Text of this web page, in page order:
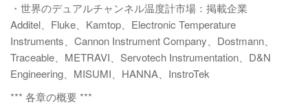
・世界のデュアルチャンネル温度計市場：掲載企業
Additel、Fluke、Kamtop、Electronic Temperature
Instruments、Cannon Instrument Company、Dostmann、
Traceable、METRAVI、Servotech Instrumentation、D&N
Engineering、MISUMI、HANNA、InstroTek
*** 各章の概要 ***